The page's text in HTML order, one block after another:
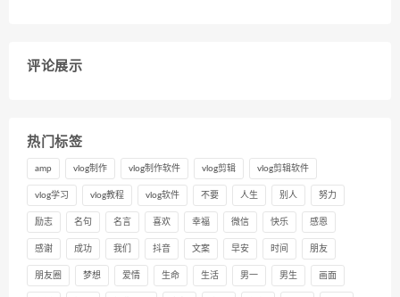
评论展示
热门标签
amp vlog制作 vlog制作软件 vlog剪辑 vlog剪辑软件
vlog学习 vlog教程 vlog软件 不要 人生 别人 努力
励志 名句 名言 喜欢 幸福 微信 快乐 感恩
感谢 成功 我们 抖音 文案 早安 时间 朋友
朋友圈 梦想 爱情 生命 生活 男一 男生 画面